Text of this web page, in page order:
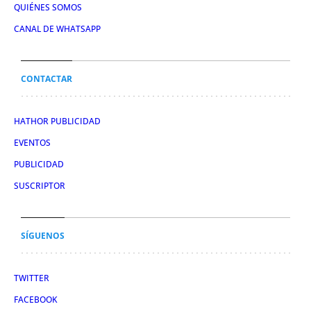
QUIÉNES SOMOS
CANAL DE WHATSAPP
CONTACTAR
HATHOR PUBLICIDAD
EVENTOS
PUBLICIDAD
SUSCRIPTOR
SÍGUENOS
TWITTER
FACEBOOK